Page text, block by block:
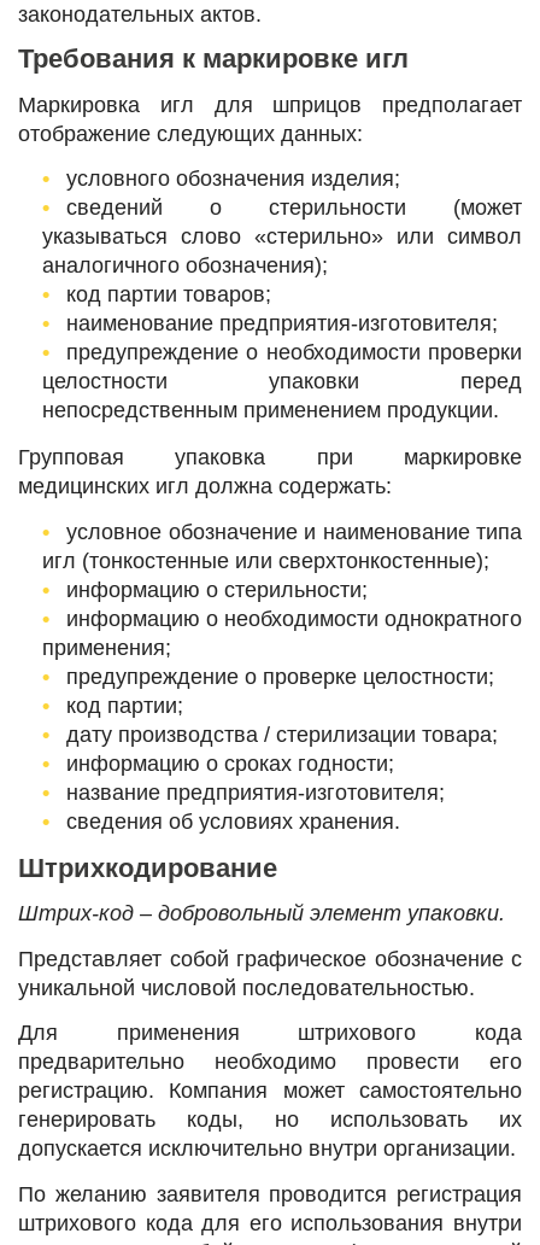
законодательных актов.
Требования к маркировке игл
Маркировка игл для шприцов предполагает
отображение следующих данных:
условного обозначения изделия;
сведений о стерильности (может
указываться слово «стерильно» или символ
аналогичного обозначения);
код партии товаров;
наименование предприятия-изготовителя;
предупреждение о необходимости проверки
целостности упаковки перед
непосредственным применением продукции.
Групповая упаковка при маркировке
медицинских игл должна содержать:
условное обозначение и наименование типа
игл (тонкостенные или сверхтонкостенные);
информацию о стерильности;
информацию о необходимости однократного
применения;
предупреждение о проверке целостности;
код партии;
дату производства / стерилизации товара;
информацию о сроках годности;
название предприятия-изготовителя;
сведения об условиях хранения.
Штрихкодирование
Штрих-код – добровольный элемент упаковки.
Представляет собой графическое обозначение с
уникальной числовой последовательностью.
Для применения штрихового кода
предварительно необходимо провести его
регистрацию. Компания может самостоятельно
генерировать коды, но использовать их
допускается исключительно внутри организации.
По желанию заявителя проводится регистрация
штрихового кода для его использования внутри